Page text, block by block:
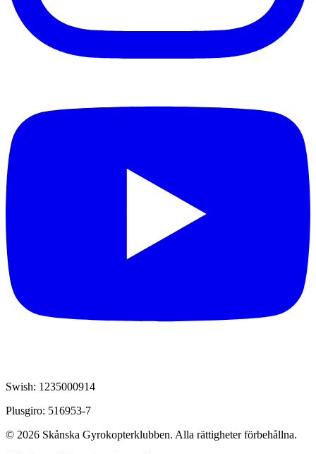
Swish: 1235000914
Plusgiro: 516953-7
© 2026 Skånska Gyrokopterklubben. Alla rättigheter förbehållna.